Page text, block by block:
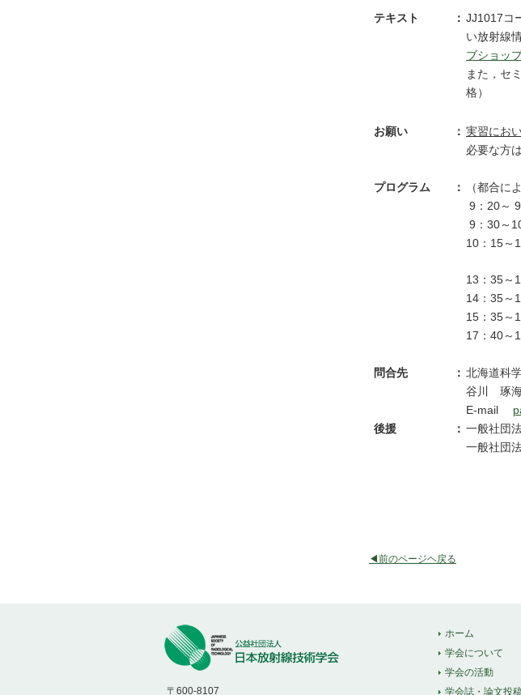
テキスト ： JJ1017コ
い放射線
ブショッ
また，セ
格）
お願い ： 実習にお
必要な方
プログラム ：
（都合に
9：20～
9：30～
10：15～
13：35～
14：35～
15：35～
17：40～
問合先 ： 北海道科
谷川 琢海
E-mail
後援
： 一般社団
一般社団
◀前のページヘ戻る
ホーム
学会について
学会の活動
学会誌・論文投
〒600-8107